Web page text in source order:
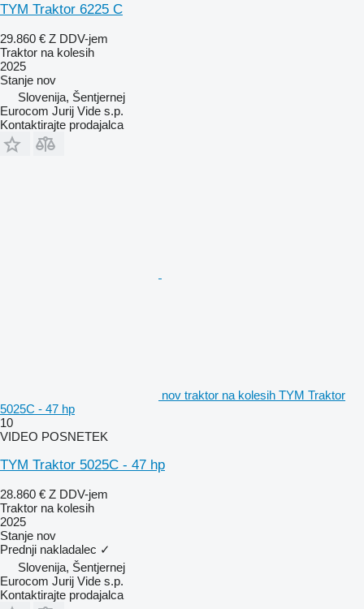
TYM Traktor 6225 C
29.860 € Z DDV-jem
Traktor na kolesih
2025
Stanje nov
Slovenija, Šentjernej
Eurocom Jurij Vide s.p.
Kontaktirajte prodajalca
nov traktor na kolesih TYM Traktor
5025C - 47 hp
10
VIDEO POSNETEK
TYM Traktor 5025C - 47 hp
28.860 € Z DDV-jem
Traktor na kolesih
2025
Stanje nov
Prednji nakladalec ✓
Slovenija, Šentjernej
Eurocom Jurij Vide s.p.
Kontaktirajte prodajalca